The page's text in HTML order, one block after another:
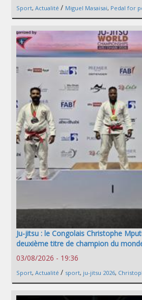
Sport, Actualité / Miguel Masaisai, Pedal for
Ju-jitsu : le Congolais Christophe
deuxième titre de champion du
03/08/2026 - 19:36
Sport, Actualité / sport, ju-jitsu 2026,